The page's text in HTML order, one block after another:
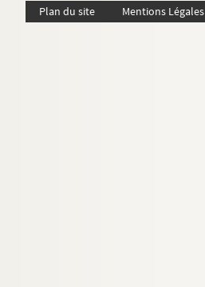
Plan du site Mentions Légales